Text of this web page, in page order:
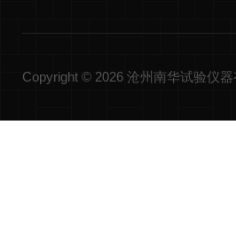
Copyright © 2026 沧州南华试验仪